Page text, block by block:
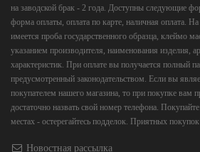
на заводской брак - 2 года. Доступны следующие
форма оплаты, оплата по карте, наличная оплата.
имеется проба государственного образца, клеймо
указанием производителя, наименования изделия,
характеристик. При оплате вы получается полный
предусмотренный законодательством. Если вы
покупателем нашего магазина, то при покупке вам
достаточно назвать свой номер телефона.
местах - остерегайтесь подделок. Приятных
Новостная рассылка